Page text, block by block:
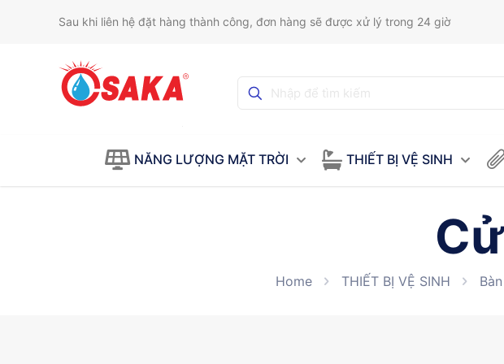
Sau khi liên hệ đặt hàng thành công, đơn hàng sẽ được xử lý trong 24 giờ
NĂNG LƯỢNG MẶT TRỜI THIẾT BỊ VỆ SINH
Home THIẾT BỊ VỆ SINH